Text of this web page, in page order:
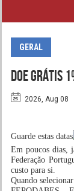
GERAL
DOE GRÁTIS
2026, Aug 08
Guarde estas datas
Em poucos dias,
Federação
custo para si.
Quando